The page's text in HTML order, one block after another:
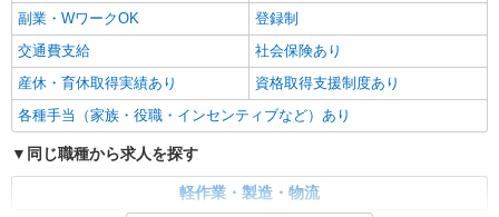
副業・WワークOK
登録制
交通費支給
社会保険あり
産休・育休取得実績あり
資格取得支援制度あり
各種手当（家族・役職・インセンティブなど）あり
同じ職種から求人を探す
軽作業・製造・物流